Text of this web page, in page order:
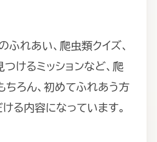
ふれあい、爬虫類クイズ、
けるミッションなど、爬
ろん、初めてふれあう方
る内容になっています。